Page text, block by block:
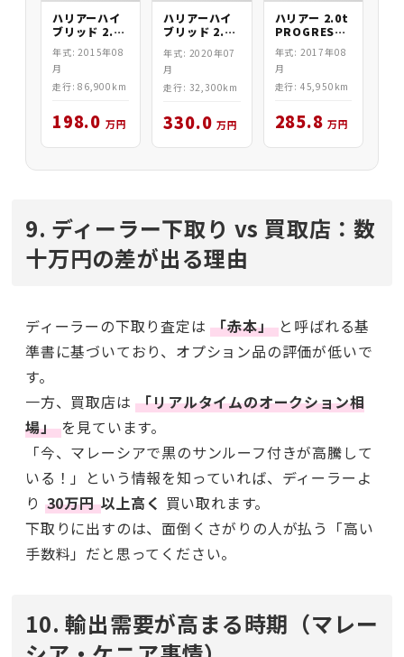
ハリアーハイ
ブリッド 2.0
PREMIUM
4WD
年式: 2015年08
月
走行: 86,900km
198.0 万円
ハリアーハイ
ブリッド 2.5
Z Leather
4WD
年式: 2020年07
月
走行: 32,300km
330.0 万円
ハリアー 2.0t
PROGRESS
4WD
年式: 2017年08
月
走行: 45,950km
285.8 万円
9. ディーラー下取り vs 買取店：数
十万円の差が出る理由
ディーラーの下取り査定は「赤本」と呼ばれる基
準書に基づいており、オプション品の評価が低いで
す。
一方、買取店は「リアルタイムのオークション相
場」を見ています。
「今、マレーシアで黒のサンルーフ付きが高騰して
いる！」という情報を知っていれば、ディーラーよ
り 30万円以上高く 買い取れます。
下取りに出すのは、面倒くさがりの人が払う「高い
手数料」だと思ってください。
10. 輸出需要が高まる時期（マレー